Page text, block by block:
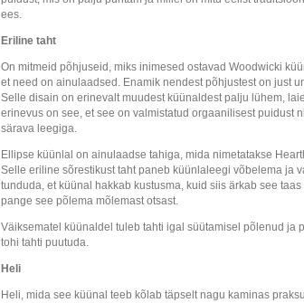
ees.
Eriline taht
On mitmeid põhjuseid, miks inimesed ostavad Woodwicki
et need on ainulaadsed. Enamik nendest põhjustest on just
Selle disain on erinevalt muudest küünaldest palju lühem,
erinevus on see, et see on valmistatud orgaanilisest puidust
särava leegiga.
Ellipse küünlal on ainulaadse tahiga, mida nimetatakse
Selle eriline sõrestikust taht paneb küünlaleegi võbelema ja
tunduda, et küünal hakkab kustusma, kuid siis ärkab see
pange see põlema mõlemast otsast.
Väiksematel küünaldel tuleb tahti igal süütamisel põlenud ja
tohi tahti puutuda.
Heli
Heli, mida see küünal teeb kõlab täpselt nagu kaminas